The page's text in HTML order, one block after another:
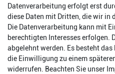
Impressum
Datenverarbeitung erfolgt erst
diese Daten mit Dritten, die wir in
Die Datenverarbeitung kann mit
berechtigten Interesses erfolgen.
abgelehnt werden. Es besteht
die Einwilligung zu einem
widerrufen. Beachten Sie unser